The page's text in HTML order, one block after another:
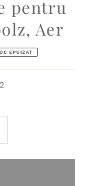
pentru
Aer
EPUIZAT